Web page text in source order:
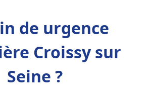
de urgence
Croissy sur
Seine ?